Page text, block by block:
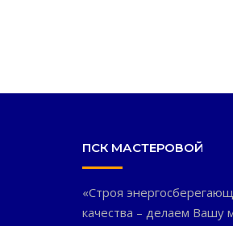
ПСК МАСТЕРОВОЙ
«Строя
качества – делаем Вашу